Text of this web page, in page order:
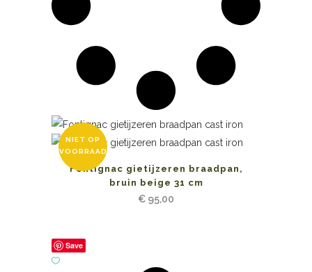
NIET OP
VOORRAAD
Fontignac gietijzeren braadpan,
bruin beige 31 cm
€ 95,00
Save